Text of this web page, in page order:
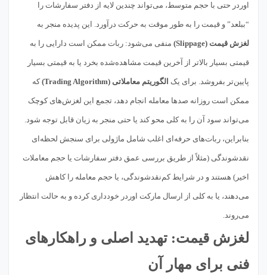
اوردر حتی با حجم متوسط، می‌تواند چندین لایه از دفتر سفارشات را
“ببلعد” و قیمت را به طور موقت به حرکت درآورد. این پدیده منجر به
لغزش قیمت (Slippage) منفی می‌شود: ربات ممکن است دارایی را به
قیمتی بسیار بالاتر از آخرین قیمت مشاهده‌شده بخرد یا به قیمتی بسیار
پایین‌تر بفروشد. برای یک الگوریتم معاملاتی (Trading Algorithm) که
ممکن است روزانه صدها معامله انجام دهد، تجمع این لغزش‌های کوچک
می‌تواند سود آن را به کلی محو کند یا حتی منجر به زیان قابل توجه شود.
بنابراین، ربات‌های حرفه‌ای اغلب شامل ماژولی برای سنجش لحظه‌ای
نقدشوندگی (مثلاً از طریق بررسی عمق دفتر سفارشات یا حجم معاملات
اخیر) هستند و در شرایط کم‌نقدشوندگی، یا حجم معامله را کاهش
می‌دهند، یا به کلی از ارسال مارکت اوردر خودداری کرده و به حالت انتظار
می‌روند.
لغزش قیمت: تهدید اصلی و راهکارهای
فنی برای مهار آن